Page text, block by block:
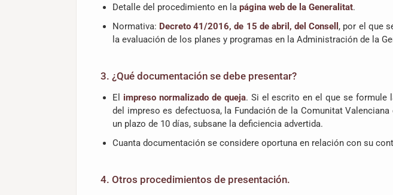
Detalle del procedimiento en la página web de la Generalitat.
Normativa: Decreto 41/2016, de 15 de abril, del Consell , por el que
la evaluación de los planes y programas en la Administración de la
3. ¿Qué documentación se debe presentar?
El impreso normalizado de queja. Si el escrito en el que se formule
del impreso es defectuosa, la Fundación de la Comunitat
un plazo de 10 días, subsane la deficiencia advertida.
Cuanta documentación se considere oportuna en relación con su
4. Otros procedimientos de presentación.